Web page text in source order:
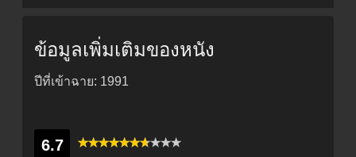
ข้อมูลเพิ่มเติมของหนัง
ปีที่เข้าฉาย: 1991
6.7